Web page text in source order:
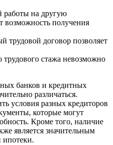
работы на другую
возможность получения
трудовой договор позволяет
трудового стажа невозможно
банков и кредитных
различаться.
условия разных кредиторов
которые могут
Кроме того, наличие
является значительным